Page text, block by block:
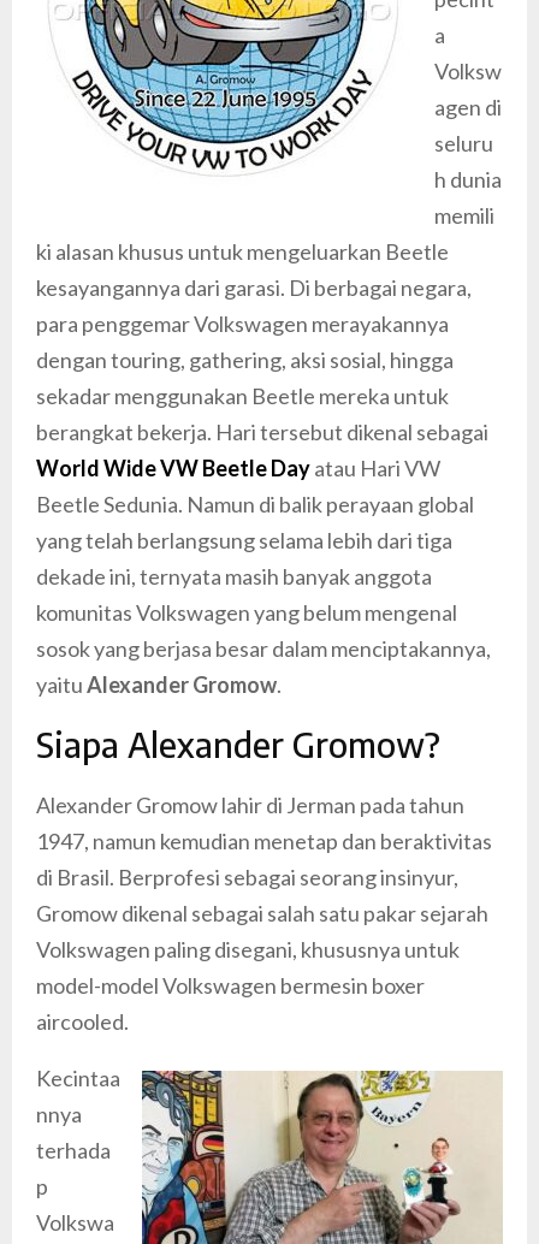
a
Volksw
agen di
seluru
h dunia
memili
ki alasan khusus untuk mengeluarkan Beetle
kesayangannya dari garasi. Di berbagai negara,
para penggemar Volkswagen merayakannya
dengan touring, gathering, aksi sosial, hingga
sekadar menggunakan Beetle mereka untuk
berangkat bekerja. Hari tersebut dikenal sebagai
World Wide VW Beetle Dayatau Hari VW
Beetle Sedunia. Namun di balik perayaan global
yang telah berlangsung selama lebih dari tiga
dekade ini, ternyata masih banyak anggota
komunitas Volkswagen yang belum mengenal
sosok yang berjasa besar dalam menciptakannya,
yaituAlexander Gromow.
Siapa Alexander Gromow?
Alexander Gromow lahir di Jerman pada tahun
1947, namun kemudian menetap dan beraktivitas
di Brasil. Berprofesi sebagai seorang insinyur,
Gromow dikenal sebagai salah satu pakar sejarah
Volkswagen paling disegani, khususnya untuk
model-model Volkswagen bermesin boxer
aircooled.
Kecintaa
nnya
terhada
p
Volkswa